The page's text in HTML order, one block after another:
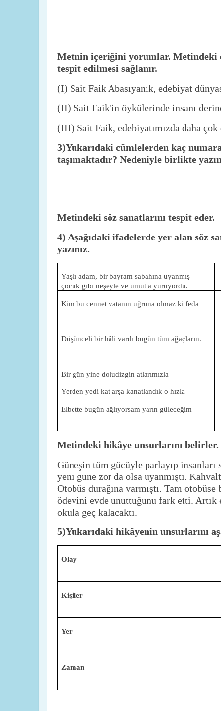
Metnin içeriğini yorumlar. Metindeki
tespit edilmesi sağlanır.
(I) Sait Faik Abasıyanık, edebiyat
(II) Sait Faik'in öykülerinde insanı
(III) Sait Faik, edebiyatımızda daha
3)Yukarıdaki cümlelerden kaç
taşımaktadır? Nedeniyle birlikte
Metindeki söz sanatlarını tespit eder.
4) Aşağıdaki ifadelerde yer alan söz
yazınız.
Yaşlı adam, bir bayram sabahına uyanmış
çocuk gibi neşeyle ve umutla yürüyordu.
Kim bu cennet vatanın uğruna olmaz ki feda
Düşünceli bir hâli vardı bugün tüm ağaçların.
Bir gün yine doludizgin atlarımızla
Yerden yedi kat arşa kanatlandık o hızla
Elbette bugün ağlıyorsam yarın güleceğim
Metindeki hikâye unsurlarını belirler.
Güneşin tüm gücüyle parlayıp insanları
yeni güne zor da olsa uyanmıştı.
Otobüs durağına varmıştı. Tam
ödevini evde unuttuğunu fark etti. Artık
okula geç kalacaktı.
5)Yukarıdaki hikâyenin unsurlarını
Olay
Kişiler
Yer
Zaman